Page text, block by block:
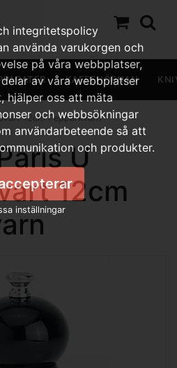
KAFFEHÖRNAN
12cm Pepparkvarn
U
12cm
integritetspolicy
använda varukorgen och
på våra webbplatser,
av våra webbplatser
hjälper oss att mäta
och webbsökningar
användarbeteende så att
och produkter.
inställningar